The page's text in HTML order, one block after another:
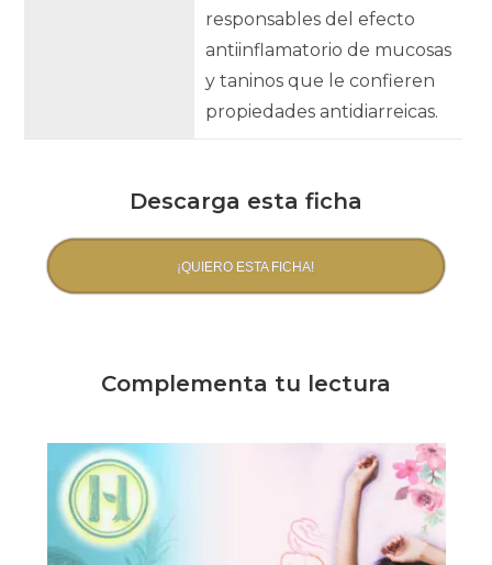
responsables del efecto
antiinflamatorio de mucosas
y taninos que le confieren
propiedades antidiarreicas.
Descarga esta ficha
¡QUIERO ESTA FICHA!
Complementa tu lectura